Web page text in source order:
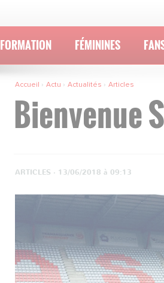
FORMATION FÉMININES
Accueil Actu Actualités Articles
Bienvenue
ARTICLES · 13/06/2018 à 09:13